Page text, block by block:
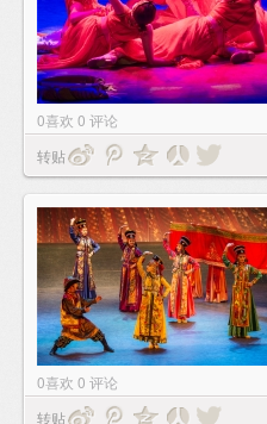
0喜欢 0 评论
转贴
0喜欢 0 评论
转贴